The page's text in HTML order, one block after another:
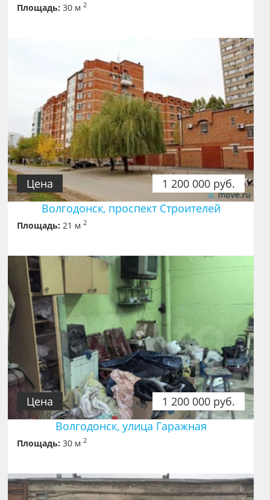
Площадь: 30 м2
1 200 000 руб.
Цена
Волгодонск, проспект Строителей
Площадь: 21 м2
1 200 000 руб.
Цена
Волгодонск, улица Гаражная
Площадь: 30 м2